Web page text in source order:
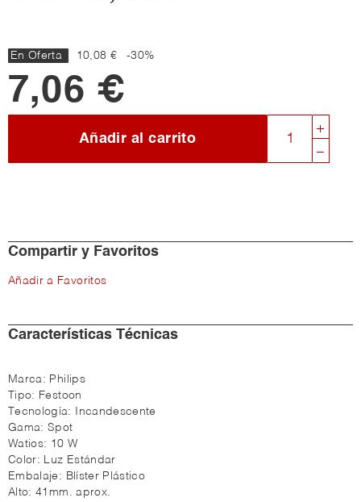
En Oferta 10,08 € -30%
7,06 €
Añadir al carrito
Compartir y Favoritos
Añadir a Favoritos
Características Técnicas
Marca: Philips
Tipo: Festoon
Tecnología:
Incandescente
Gama:Spot
Watios: 10 W
Color: Luz Estándar
Embalaje: Blíster Plástico
Alto:41mm. aprox.